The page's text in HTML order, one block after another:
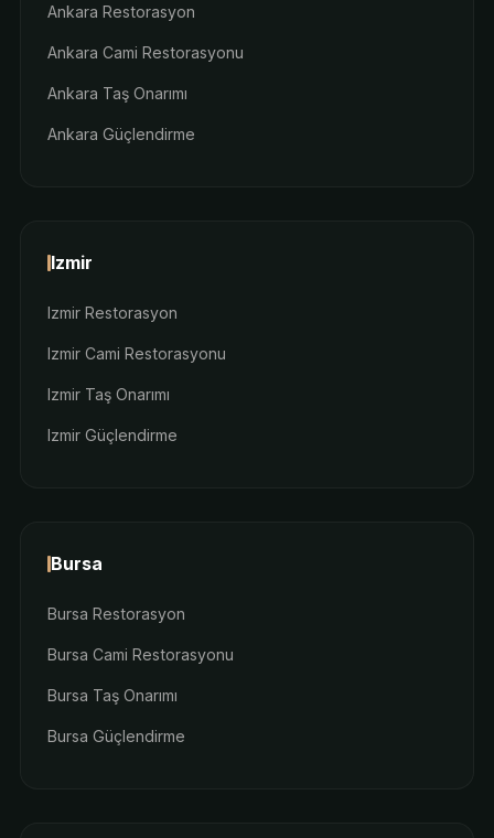
Ankara Restorasyon
Ankara Cami Restorasyonu
Ankara Taş Onarımı
Ankara Güçlendirme
Izmir
Izmir Restorasyon
Izmir Cami Restorasyonu
Izmir Taş Onarımı
Izmir Güçlendirme
Bursa
Bursa Restorasyon
Bursa Cami Restorasyonu
Bursa Taş Onarımı
Bursa Güçlendirme